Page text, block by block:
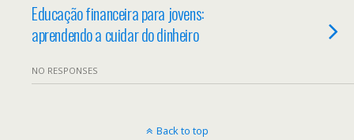
Educação financeira para jovens:
aprendendo a cuidar do dinheiro
NO RESPONSES
Back to top